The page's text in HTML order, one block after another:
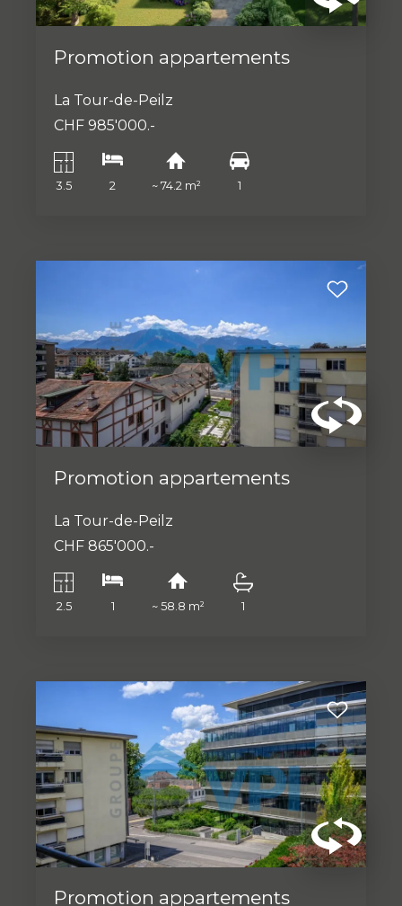
Promotion appartements
La Tour-de-Peilz
CHF 985'000.-
3.5 2 ~ 74.2 m² 1
Promotion appartements
La Tour-de-Peilz
CHF 865'000.-
2.5 1 ~ 58.8 m² 1
Promotion appartements